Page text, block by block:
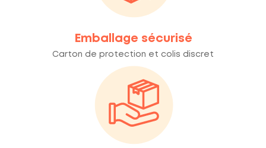
Emballage sécurisé
Carton de protection et colis discret